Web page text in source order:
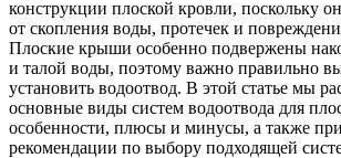
конструкции плоской кровли, поскольку
от скопления воды, протечек и
Плоские крыши особенно подвержены
и талой воды, поэтому важно правильно
установить водоотвод. В этой статье мы
основные виды систем водоотвода для
особенности, плюсы и минусы, а также
рекомендации по выбору подходящей